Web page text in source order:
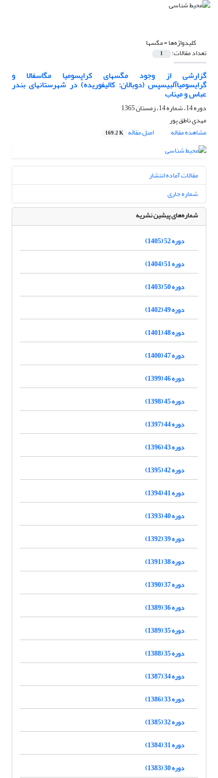
کلیدواژه‌ها =مگسها
تعداد مقالات: 1
گزارشی از وجود مگسهای کراپسومیا مگاسفالا و
گرایسومیاآلبیسپس (دوبالان: کالیفوریده) در شهرستانهای بندر
عباس و میناب
دوره 14، شماره 14، زمستان 1365
مهدی ناطق پور
مشاهده مقاله
اصل مقاله 169.2 K
مقالات آماده انتشار
شماره جاری
شماره‌های پیشین نشریه
دوره 52 (1405)
دوره 51 (1404)
دوره 50 (1403)
دوره 49 (1402)
دوره 48 (1401)
دوره 47 (1400)
دوره 46 (1399)
دوره 45 (1398)
دوره 44 (1397)
دوره 43 (1396)
دوره 42 (1395)
دوره 41 (1394)
دوره 40 (1393)
دوره 39 (1392)
دوره 38 (1391)
دوره 37 (1390)
دوره 36 (1389)
دوره 35 (1389)
دوره 35 (1388)
دوره 34 (1387)
دوره 33 (1386)
دوره 32 (1385)
دوره 31 (1384)
دوره 30 (1383)